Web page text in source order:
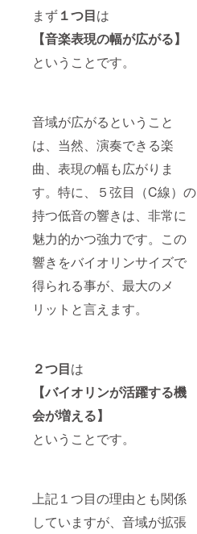
まず１つ目は
【音楽表現の幅が広がる】
ということです。
音域が広がるということ
は、当然、演奏できる楽
曲、表現の幅も広がりま
す。特に、５弦目（C線）の
持つ低音の響きは、非常に
魅力的かつ強力です。この
響きをバイオリンサイズで
得られる事が、最大のメ
リットと言えます。
２つ目は
【バイオリンが活躍する機
会が増える】
ということです。
上記１つ目の理由とも関係
していますが、音域が拡張